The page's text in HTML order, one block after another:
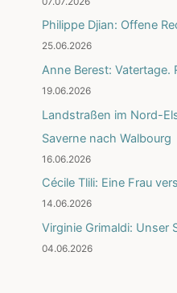
Philippe Djian: Offene
25.06.2026
Anne Berest: Vatertage.
19.06.2026
Landstraßen im Nord-
Saverne nach Walbourg
16.06.2026
Cécile Tlili: Eine Frau
14.06.2026
Virginie Grimaldi: Unser
04.06.2026